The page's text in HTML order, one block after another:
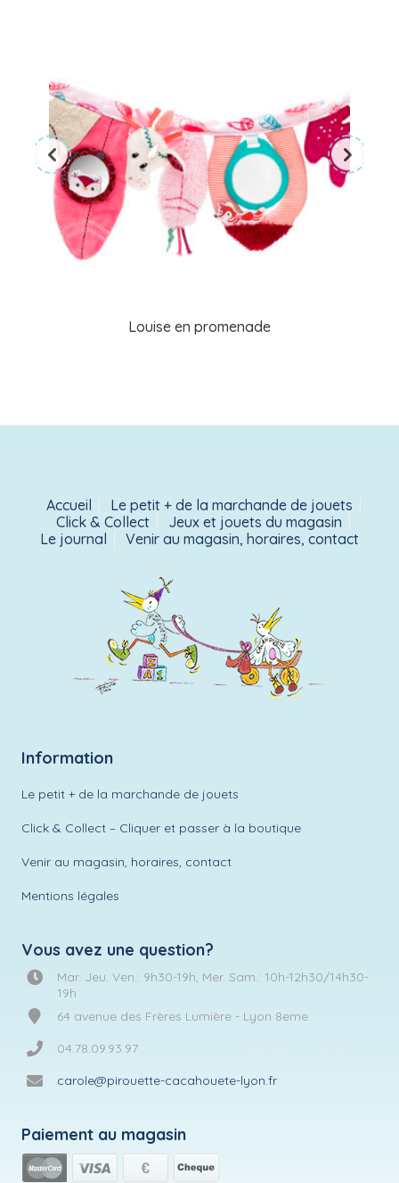
Louise en promenade
Accueil
Le petit + de la marchande de jouets
Click & Collect
Jeux et jouets du magasin
Le journal
Venir au magasin, horaires, contact
Information
Le petit + de la marchande de jouets
Click & Collect – Cliquer et passer à la boutique
Venir au magasin, horaires, contact
Mentions légales
Vous avez une question?
Mar. Jeu. Ven.: 9h30-19h, Mer. Sam.: 10h-12h30/14h30-
19h
64 avenue des Frères Lumière - Lyon 8eme
04.78.09.93.97
carole@pirouette-cacahouete-lyon.fr
Paiement au magasin